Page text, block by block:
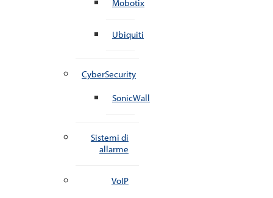
Mobotix
Ubiquiti
CyberSecurity
SonicWall
Sistemi di
allarme
VoIP